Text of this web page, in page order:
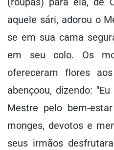
aquele sári, adorou o
se em sua cama
em seu colo. Os
ofereceram flores
abençoou, dizendo:
Mestre pelo bem-
monges, devotos e
seus irmãos